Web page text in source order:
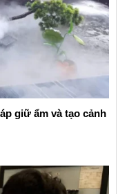
giữ ẩm và tạo cảnh